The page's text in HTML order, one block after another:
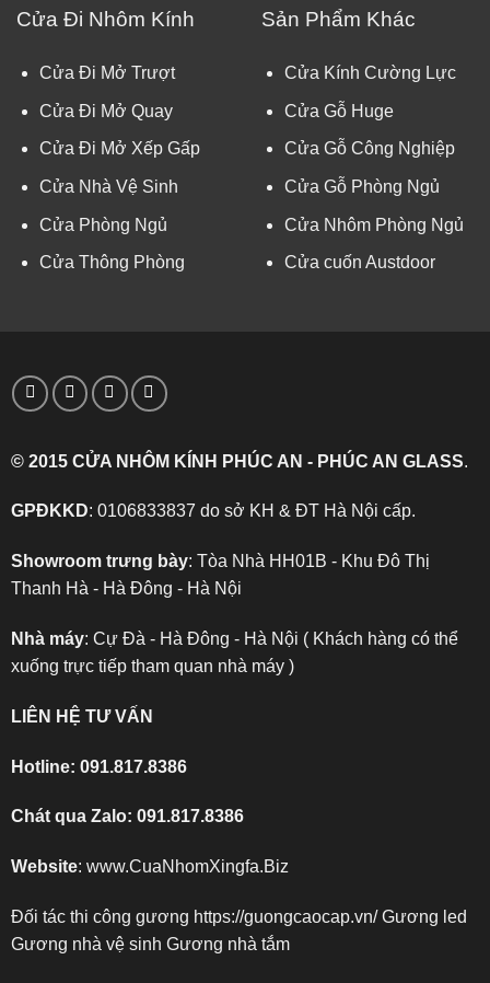
Cửa Đi Nhôm Kính
Cửa Đi Mở Trượt
Cửa Đi Mở Quay
Cửa Đi Mở Xếp Gấp
Cửa Nhà Vệ Sinh
Cửa Phòng Ngủ
Cửa Thông Phòng
Sản Phẩm Khác
Cửa Kính Cường Lực
Cửa Gỗ Huge
Cửa Gỗ Công Nghiệp
Cửa Gỗ Phòng Ngủ
Cửa Nhôm Phòng Ngủ
Cửa cuốn Austdoor
© 2015 CỬA NHÔM KÍNH PHÚC AN - PHÚC AN GLASS.
GPĐKKD: 0106833837 do sở KH & ĐT Hà Nội cấp.
Showroom trưng bày: Tòa Nhà HH01B - Khu Đô Thị
Thanh Hà - Hà Đông - Hà Nội
Nhà máy: Cự Đà - Hà Đông - Hà Nội ( Khách hàng có thể
xuống trực tiếp tham quan nhà máy )
LIÊN HỆ TƯ VẤN
Hotline: 091.817.8386
Chát qua Zalo: 091.817.8386
Website: www.CuaNhomXingfa.Biz
Đối tác thi công gương https://guongcaocap.vn/ Gương led
Gương nhà vệ sinh Gương nhà tắm